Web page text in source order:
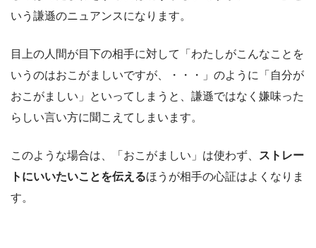
いう謙遜のニュアンスになります。
目上の人間が目下の相手に対して「わたしがこんなことを
いうのはおこがましいですが、・・・」のように「自分が
おこがましい」といってしまうと、謙遜ではなく嫌味った
らしい言い方に聞こえてしまいます。
このような場合は、「おこがましい」は使わず、
ストレー
トにいいたいことを伝えるほうが相手の心証はよくなりま
す。